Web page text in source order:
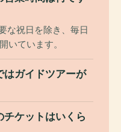
な祝日を除き、毎日
いています。
はガイドツアーが
ケットはいくら